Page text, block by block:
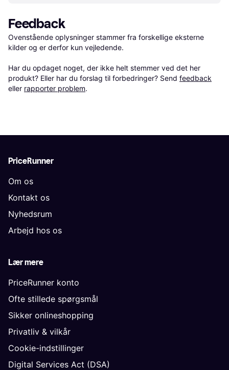
Feedback
Ovenstående oplysninger stammer fra forskellige eksterne
kilder og er derfor kun vejledende.
Har du opdaget noget, der ikke helt stemmer ved det her
produkt? Eller har du forslag til forbedringer? Send feedback
eller rapporter problem.
PriceRunner
Om os
Kontakt os
Nyhedsrum
Arbejd hos os
Lær mere
PriceRunner konto
Ofte stillede spørgsmål
Sikker onlineshopping
Privatliv & vilkår
Cookie-indstillinger
Digital Services Act (DSA)